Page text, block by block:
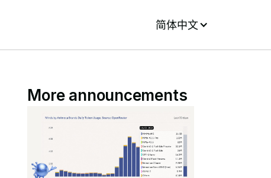
简体中文
More announcements